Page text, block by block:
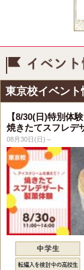
東京校イベント
【8/30(日)特別体
焼きたてスフレデ
08月30日(日)～